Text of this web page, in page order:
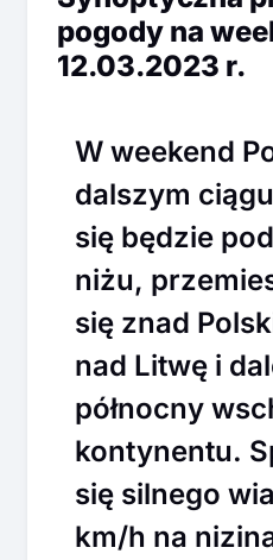
pogody na
12.03.2023 r.
W weekend
dalszym
się będzie
niżu,
się znad
nad Litwę i
północny
kontynentu.
się silnego
km/h na